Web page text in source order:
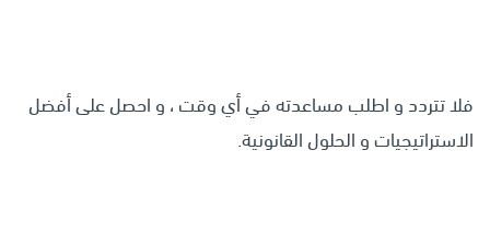
فلا تتردد و اطلب مساعدته في أي وقت ، و احصل على أفضل
الاستراتيجيات و الحلول القانونية.